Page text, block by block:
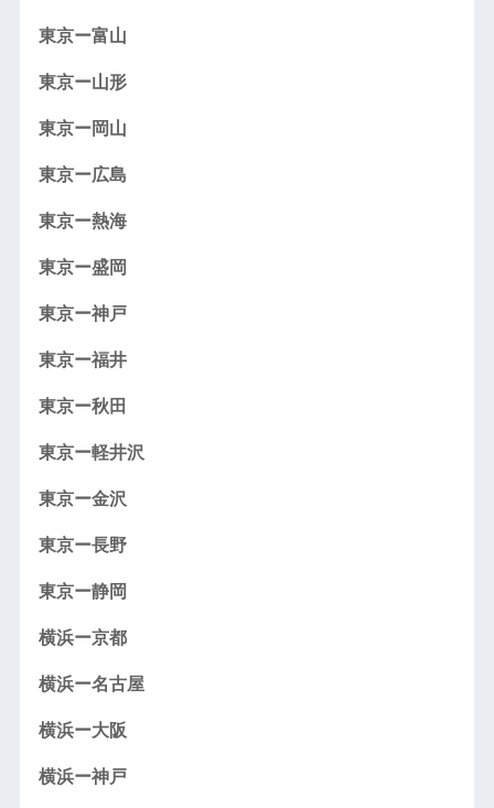
東京ー富山
東京ー山形
東京ー岡山
東京ー広島
東京ー熱海
東京ー盛岡
東京ー神戸
東京ー福井
東京ー秋田
東京ー軽井沢
東京ー金沢
東京ー長野
東京ー静岡
横浜ー京都
横浜ー名古屋
横浜ー大阪
横浜ー神戸